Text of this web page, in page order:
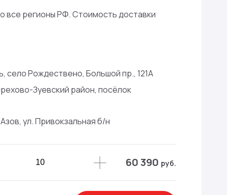
все регионы РФ. Стоимость доставки
село Рождествено, Большой пр., 121А
Зуевский район, посёлок
ул. Привокзальная б/н
60 390 руб.